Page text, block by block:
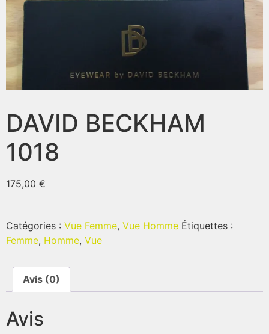
DAVID BECKHAM
1018
175,00 €
Catégories : Vue Femme, Vue Homme Étiquettes :
Femme, Homme, Vue
Avis (0)
Avis